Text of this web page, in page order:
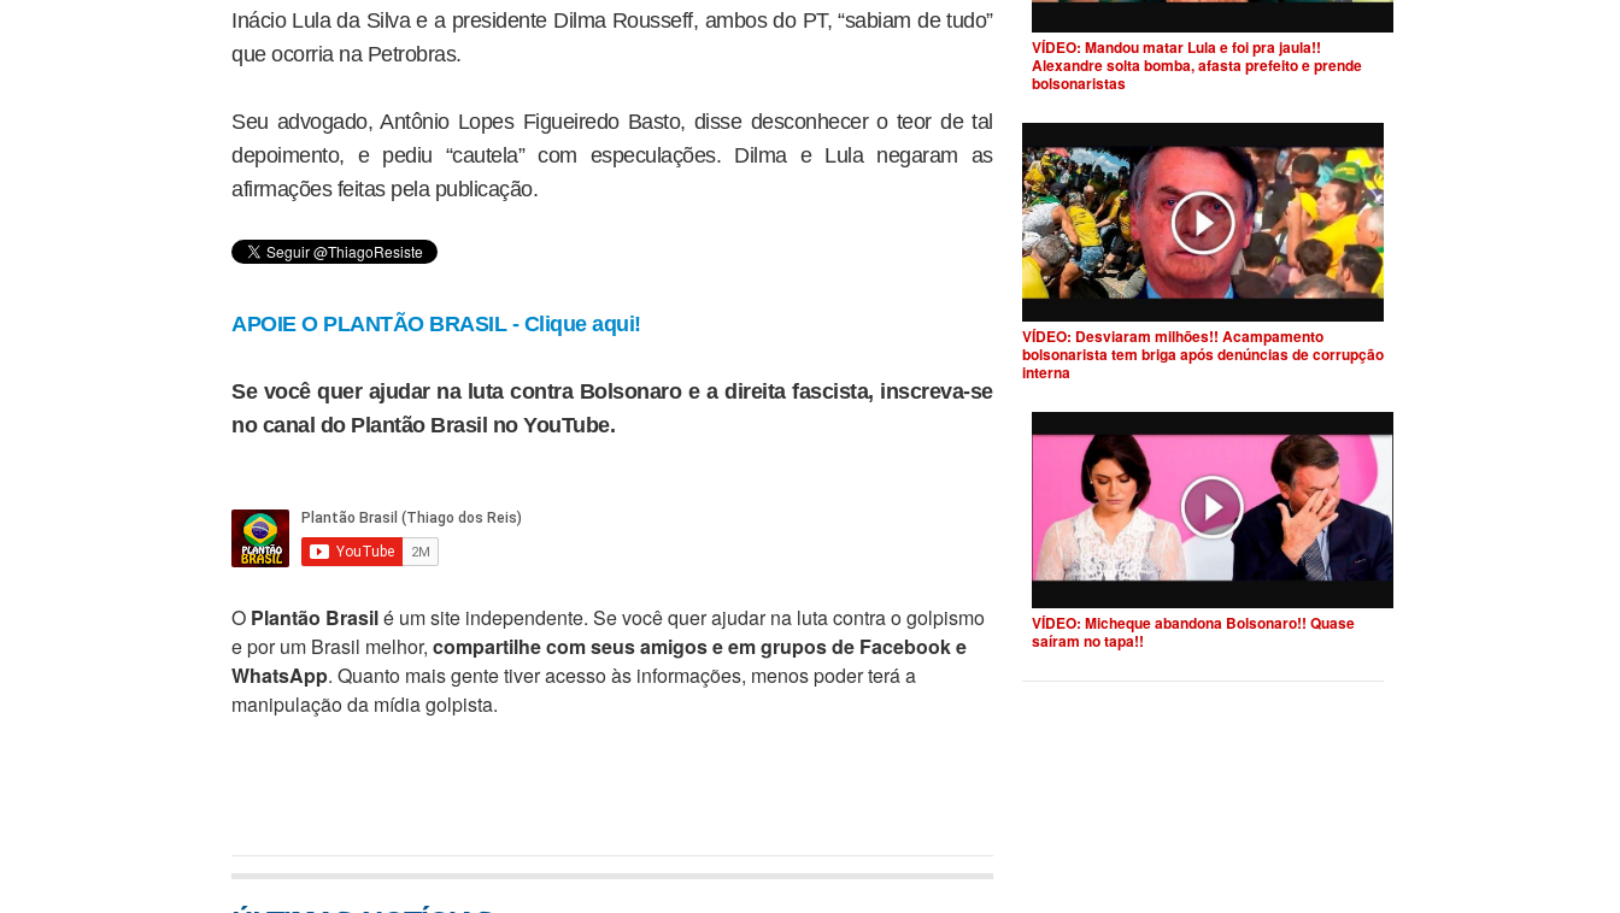
Inácio Lula da Silva e a presidente Dilma Rousseff, ambos do PT, “sabiam de tudo”
que ocorria na Petrobras.
Seu advogado, Antônio Lopes Figueiredo Basto, disse desconhecer o teor de tal
depoimento, e pediu “cautela” com especulações. Dilma e Lula negaram as
afirmações feitas pela publicação.
APOIE O PLANTÃO BRASIL - Clique aqui!
Se você quer ajudar na luta contra Bolsonaro e a direita fascista, inscreva-se
no canal do Plantão Brasil no YouTube.
O Plantão Brasilé um site independente. Se você quer ajudar na luta contra o golpismo
e por um Brasil melhor, compartilhe com seus amigos e em grupos de Facebook e
WhatsApp. Quanto mais gente tiver acesso às informações, menos poder terá a
manipulação da mídia golpista.
VÍDEO: Mandou matar Lula e foi pra jaula!!
Alexandre solta bomba, afasta prefeito e prende
bolsonaristas
VÍDEO: Desviaram milhões!! Acampamento
bolsonarista tem briga após denúncias de corrupção
interna
VÍDEO: Micheque abandona Bolsonaro!! Quase
saíram no tapa!!